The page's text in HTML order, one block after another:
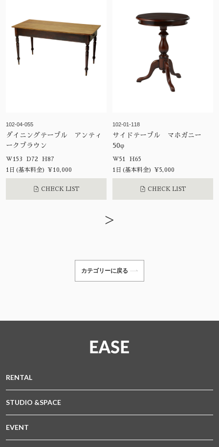
102-04-055
ダイニングテーブル アンティ
ークブラウン
W153 D72 H87
1日(基本料金) ¥10,000
CHECK LIST
102-01-118
サイドテーブル マホガニー
50φ
W51 H65
1日(基本料金) ¥5,000
CHECK LIST
>
カテゴリーに戻る
RENTAL
STUDIO &SPACE
EVENT